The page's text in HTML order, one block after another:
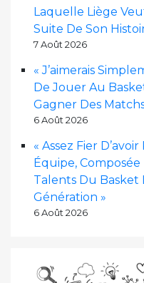
Laquelle Liège
Suite De Son
7 Août 2026
« J’aimerais
De Jouer Au
Gagner Des
6 Août 2026
« Assez Fier
Équipe,
Talents Du Basket
Génération »
6 Août 2026